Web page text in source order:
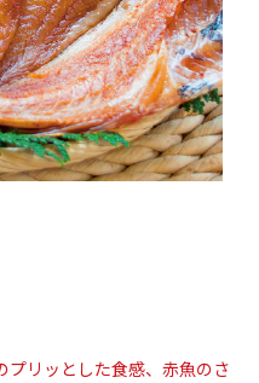
リッとした食感、赤魚のさ